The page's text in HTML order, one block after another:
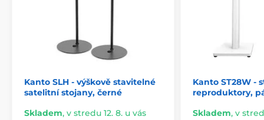
Kanto SLH - výškově stavitelné
satelitní stojany, černé
Skladem, v stredu 12. 8. u vás
Kanto ST28W -
reproduktory,
Skladem, v